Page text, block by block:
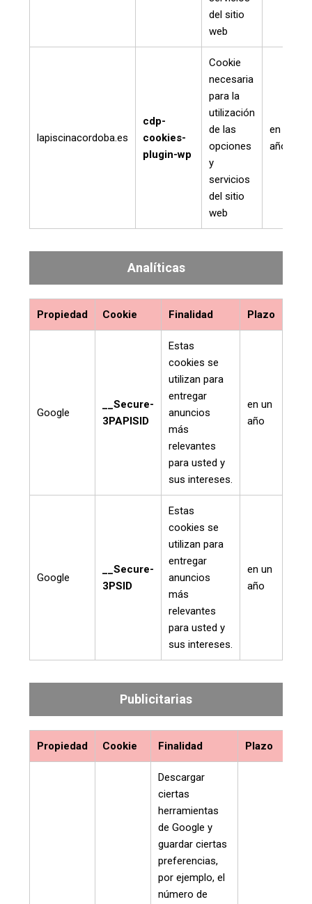
del sitio
web
lapiscinacordoba.es
cdp-
cookies-
plugin-wp
Cookie
necesaria
para la
utilización
de las
opciones
y
servicios
del sitio
web
en un
año
Analíticas
Propiedad Cookie Finalidad Plazo
Google
__Secure-
3PAPISID
Estas
cookies se
utilizan para
entregar
anuncios
más
relevantes
para usted y
sus intereses.
en un
año
Google
__Secure-
3PSID
Estas
cookies se
utilizan para
entregar
anuncios
más
relevantes
para usted y
sus intereses.
en un
año
Publicitarias
Propiedad Cookie Finalidad Plazo
Descargar
ciertas
herramientas
de Google y
guardar ciertas
preferencias,
por ejemplo, el
número de